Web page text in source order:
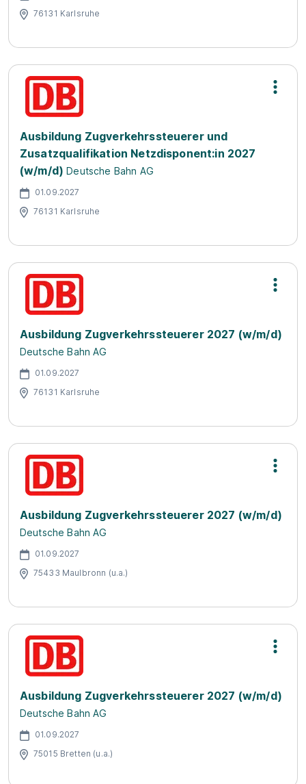
76131 Karlsruhe
Ausbildung Zugverkehrssteuerer und
Zusatzqualifikation Netzdisponent:in 2027
(w/m/d) Deutsche Bahn AG
01.09.2027
76131 Karlsruhe
Ausbildung Zugverkehrssteuerer 2027 (w/m/d)
Deutsche Bahn AG
01.09.2027
76131 Karlsruhe
Ausbildung Zugverkehrssteuerer 2027 (w/m/d)
Deutsche Bahn AG
01.09.2027
75433 Maulbronn (u.a.)
Ausbildung Zugverkehrssteuerer 2027 (w/m/d)
Deutsche Bahn AG
01.09.2027
75015 Bretten (u.a.)